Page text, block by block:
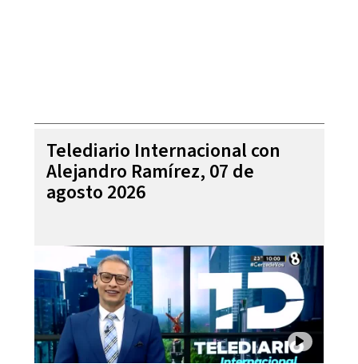
Telediario Internacional con
Alejandro Ramírez, 07 de
agosto 2026